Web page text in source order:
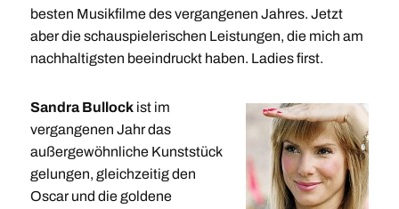
besten Musikfilme des vergangenen Jahres. Jetzt
aber die schauspielerischen Leistungen, die mich am
nachhaltigsten beeindruckt haben. Ladies first.
Sandra Bullockist im
vergangenen Jahr das
außergewöhnliche Kunststück
gelungen, gleichzeitig den
Oscar und die goldene